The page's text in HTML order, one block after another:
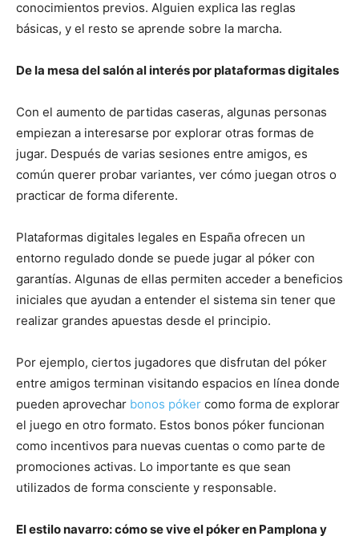
conocimientos previos. Alguien explica las reglas
básicas, y el resto se aprende sobre la marcha.
De la mesa del salón al interés por plataformas digitales
Con el aumento de partidas caseras, algunas personas
empiezan a interesarse por explorar otras formas de
jugar. Después de varias sesiones entre amigos, es
común querer probar variantes, ver cómo juegan otros o
practicar de forma diferente.
Plataformas digitales legales en España ofrecen un
entorno regulado donde se puede jugar al póker con
garantías. Algunas de ellas permiten acceder a beneficios
iniciales que ayudan a entender el sistema sin tener que
realizar grandes apuestas desde el principio.
Por ejemplo, ciertos jugadores que disfrutan del póker
entre amigos terminan visitando espacios en línea donde
pueden aprovechar bonos póker como forma de explorar
el juego en otro formato. Estos bonos póker funcionan
como incentivos para nuevas cuentas o como parte de
promociones activas. Lo importante es que sean
utilizados de forma consciente y responsable.
El estilo navarro: cómo se vive el póker en Pamplona y